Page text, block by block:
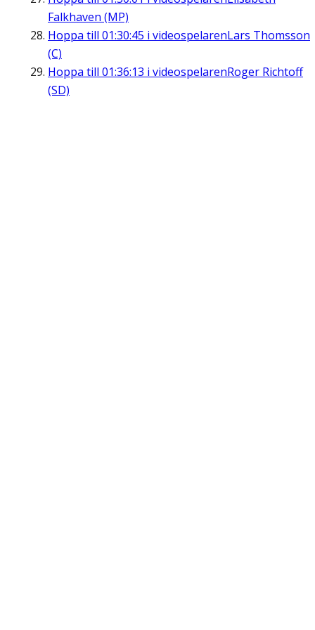
Falkhaven (MP)
Hoppa till 01:30:45 i videospelarenLars Thomsson
(C)
Hoppa till 01:36:13 i videospelarenRoger Richtoff
(SD)